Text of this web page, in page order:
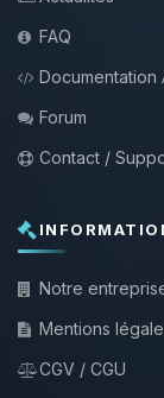
FAQ
Documentation
Forum
Contact /
Notre
Mentions
CGV / CGU